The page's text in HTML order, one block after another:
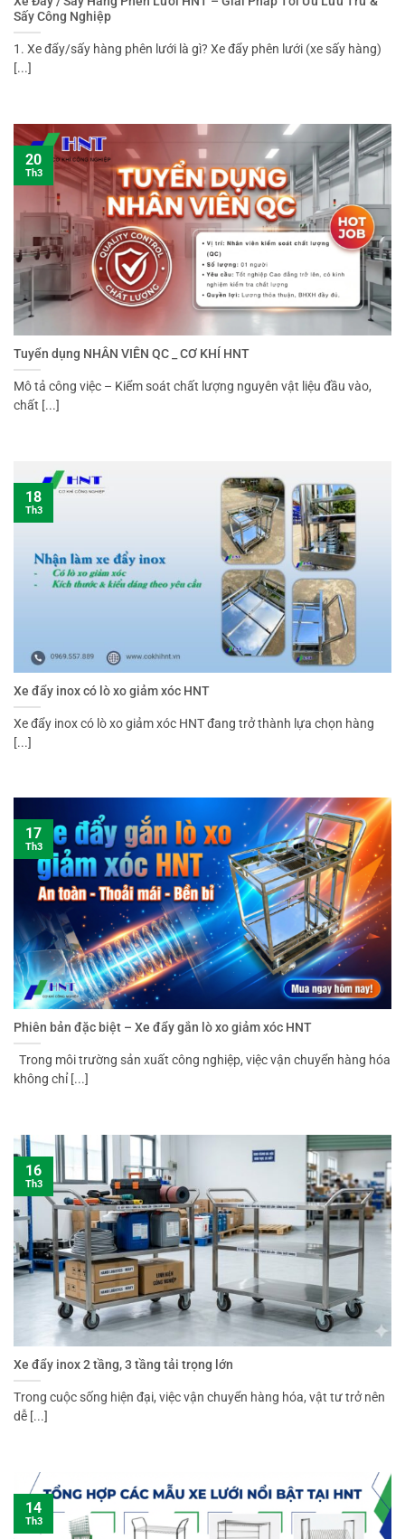
Sấy Công Nghiệp
1. Xe đẩy/sấy hàng phên lưới là gì? Xe đẩy phên lưới (xe sấy hàng)
[...]
Tuyển dụng NHÂN VIÊN QC _ CƠ KHÍ HNT
Mô tả công việc – Kiểm soát chất lượng nguyên vật liệu đầu vào,
chất [...]
20
Th3
Xe đẩy inox có lò xo giảm xóc HNT
Xe đẩy inox có lò xo giảm xóc HNT đang trở thành lựa chọn hàng
[...]
18
Th3
Phiên bản đặc biệt – Xe đẩy gắn lò xo giảm xóc HNT
Trong môi trường sản xuất công nghiệp, việc vận chuyển hàng hóa
không chỉ [...]
17
Th3
Xe đẩy inox 2 tầng, 3 tầng tải trọng lớn
Trong cuộc sống hiện đại, việc vận chuyển hàng hóa, vật tư trở nên
dễ [...]
16
Th3
14
Th3